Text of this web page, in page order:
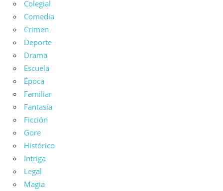
Colegial
Comedia
Crimen
Deporte
Drama
Escuela
Época
Familiar
Fantasía
Ficción
Gore
Histórico
Intriga
Legal
Magia